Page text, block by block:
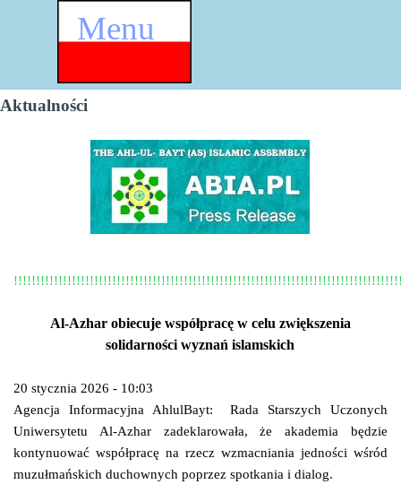
Przejdź do treści
Pomiń menu
Menu
Aktualności
Al-Azhar obiecuje współpracę w celu zwiększenia
solidarności wyznań islamskich
20 stycznia 2026 - 10:03
Agencja Informacyjna AhlulBayt: Rada Starszych Uczonych
Uniwersytetu Al-Azhar zadeklarowała, że ​​akademia będzie
kontynuować współpracę na rzecz wzmacniania jedności wśród
muzułmańskich duchownych poprzez spotkania i dialog.